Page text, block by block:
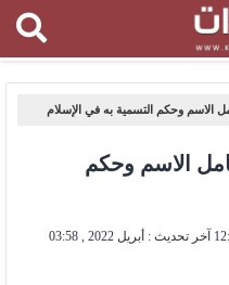
الاسم وحكم التسمية به في الإسلام
الاسم وحكم
آخر تحديث : أبريل 2022 , 03:58